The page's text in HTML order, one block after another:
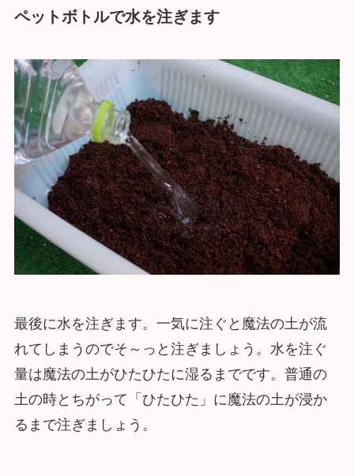
ペットボトルで水を注ぎます
最後に水を注ぎます。一気に注ぐと魔法の土が流
れてしまうのでそ～っと注ぎましょう。水を注ぐ
量は魔法の土がひたひたに湿るまでです。普通の
土の時とちがって「ひたひた」に魔法の土が浸か
るまで注ぎましょう。